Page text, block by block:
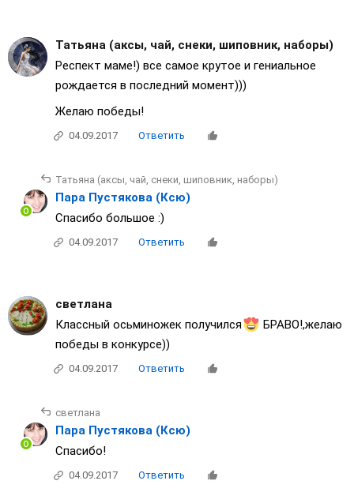
Татьяна (аксы, чай, снеки, шиповник, наборы)
Респект маме!) все самое крутое и гениальное
рождается в последний момент)))
Желаю победы!
04.09.2017 Ответить
Татьяна (аксы, чай, снеки, шиповник, наборы)
Пара Пустякова (Ксю)
Спасибо большое :)
04.09.2017 Ответить
светлана
Классный осьминожек получился
БРАВО!,желаю
победы в конкурсе))
04.09.2017 Ответить
светлана
Пара Пустякова (Ксю)
Спасибо!
04.09.2017 Ответить